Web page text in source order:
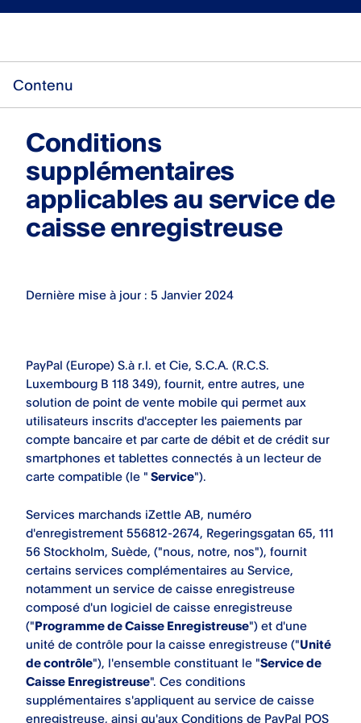
Contenu
Conditions
supplémentaires
applicables au service de
caisse enregistreuse
Dernière mise à jour : 5 Janvier 2024
PayPal (Europe) S.à r.l. et Cie, S.C.A. (R.C.S.
Luxembourg B 118 349), fournit, entre autres, une
solution de point de vente mobile qui permet aux
utilisateurs inscrits d'accepter les paiements par
compte bancaire et par carte de débit et de crédit sur
smartphones et tablettes connectés à un lecteur de
carte compatible (le " Service").
Services marchands iZettle AB, numéro
d'enregistrement 556812-2674, Regeringsgatan 65, 111
56 Stockholm, Suède, ("nous, notre, nos"), fournit
certains services complémentaires au Service,
notamment un service de caisse enregistreuse
composé d'un logiciel de caisse enregistreuse
("Programme de Caisse Enregistreuse") et d'une
unité de contrôle pour la caisse enregistreuse ("Unité
de contrôle"), l'ensemble constituant le "Service de
Caisse Enregistreuse". Ces conditions
supplémentaires s'appliquent au service de caisse
enregistreuse, ainsi qu'aux Conditions de PayPal POS